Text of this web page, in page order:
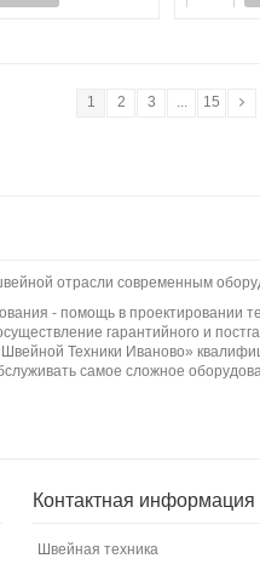
1 2 3 ... 15
отрасли современным
- помощь в проектировании
гарантийного и
Техники Иваново»
самое сложное
Контактная информация
Швейная техника